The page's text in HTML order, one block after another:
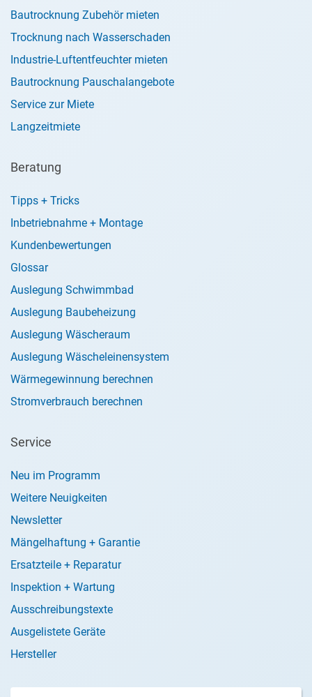
Bautrocknung Zubehör mieten
Trocknung nach Wasserschaden
Industrie-Luftentfeuchter mieten
Bautrocknung Pauschalangebote
Service zur Miete
Langzeitmiete
Beratung
Tipps + Tricks
Inbetriebnahme + Montage
Kundenbewertungen
Glossar
Auslegung Schwimmbad
Auslegung Baubeheizung
Auslegung Wäscheraum
Auslegung Wäscheleinensystem
Wärmegewinnung berechnen
Stromverbrauch berechnen
Service
Neu im Programm
Weitere Neuigkeiten
Newsletter
Mängelhaftung + Garantie
Ersatzteile + Reparatur
Inspektion + Wartung
Ausschreibungstexte
Ausgelistete Geräte
Hersteller